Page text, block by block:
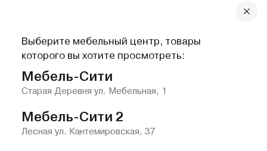
Стеллаж правый «Мистеро» с
меловой доской
Выберите мебельный центр, товары
которого вы хотите просмотреть:
Мебель-Сити
Старая Деревня ул. Мебельная, 1
Мебель-Сити 2
Лесная ул. Кантемировская, 37